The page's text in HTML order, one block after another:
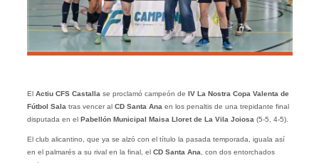
El Actiu CFS Castalla se proclamó campeón de IV La Nostra Copa Valenta de
Fútbol Sala tras vencer al CD Santa Ana en los penaltis de una trepidante final
disputada en el Pabellón Municipal Maisa Lloret de La Vila Joiosa (5-5, 4-5).
El club alicantino, que ya se alzó con el título la pasada temporada, iguala así
en el palmarés a su rival en la final, el CD Santa Ana , con dos entorchados